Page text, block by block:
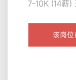
7-10K (14薪)
该岗位